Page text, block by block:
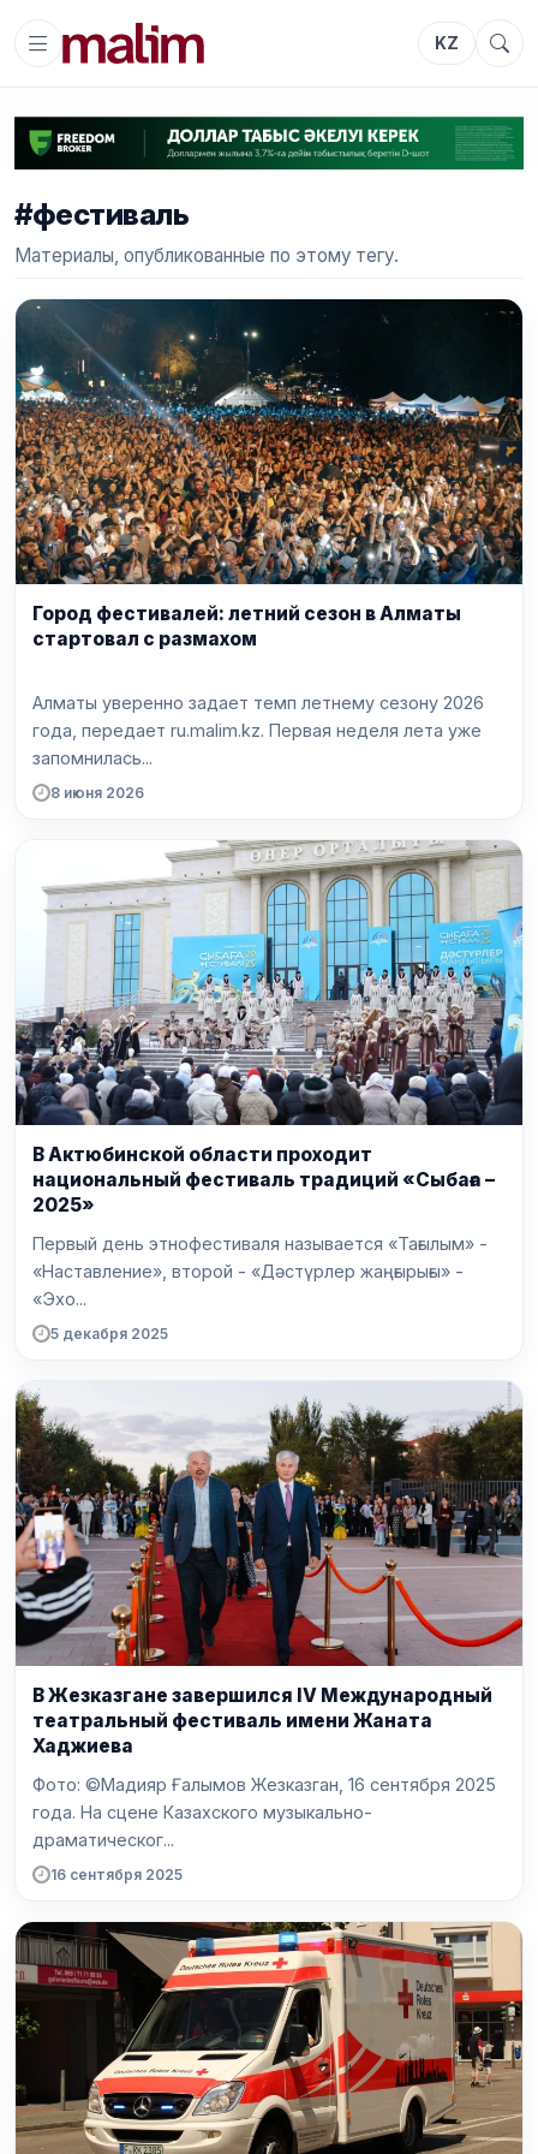
KZ
#фестиваль
Материалы, опубликованные по этому тегу.
Город фестивалей: летний сезон в Алматы
стартовал с размахом
Алматы уверенно задает темп летнему сезону 2026
года, передает ru.malim.kz. Первая неделя лета уже
запомнилась...
8 июня 2026
В Актюбинской области проходит
национальный фестиваль традиций «Сыбаға –
2025»
Первый день этнофестиваля называется «Тағылым» -
«Наставление», второй - «Дәстүрлер жаңғырығы» -
«Эхо...
5 декабря 2025
В Жезказгане завершился IV Международный
театральный фестиваль имени Жаната
Хаджиева
Фото: ©Мадияр Ғалымов Жезказган, 16 сентября 2025
года. На сцене Казахского музыкально-
драматическог...
16 сентября 2025